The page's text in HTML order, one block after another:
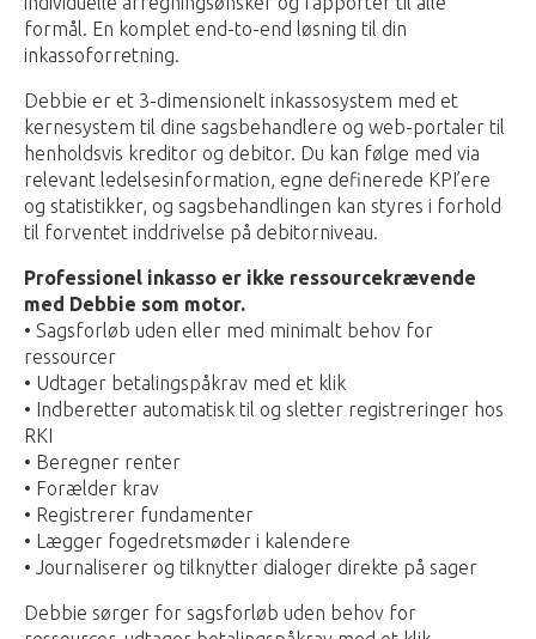
formål. En komplet end-to-end løsning til din
inkassoforretning.
Debbie er et 3-dimensionelt inkassosystem med et
kernesystem til dine sagsbehandlere og web-portaler til
henholdsvis kreditor og debitor. Du kan følge med via
relevant ledelsesinformation, egne definerede KPI’ere
og statistikker, og sagsbehandlingen kan styres i forhold
til forventet inddrivelse på debitorniveau.
Professionel inkasso er ikke ressourcekrævende
med Debbie som motor.
• Sagsforløb uden eller med minimalt behov for
ressourcer
• Udtager betalingspåkrav med et klik
• Indberetter automatisk til og sletter registreringer hos
RKI
• Beregner renter
• Forælder krav
• Registrerer fundamenter
• Lægger fogedretsmøder i kalendere
• Journaliserer og tilknytter dialoger direkte på sager
Debbie sørger for sagsforløb uden behov for